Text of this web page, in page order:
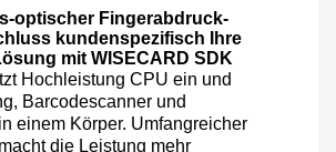
optischer Fingerabdruck-
kundenspezifisch Ihre
mit WISECARD SDK
Hochleistung CPU ein und
Barcodescanner und
einem Körper. Umfangreicher
die Leistung mehr